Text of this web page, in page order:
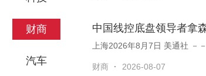
财商
汽车
中国线控底盘领导者拿
财商 · 2026-08-07